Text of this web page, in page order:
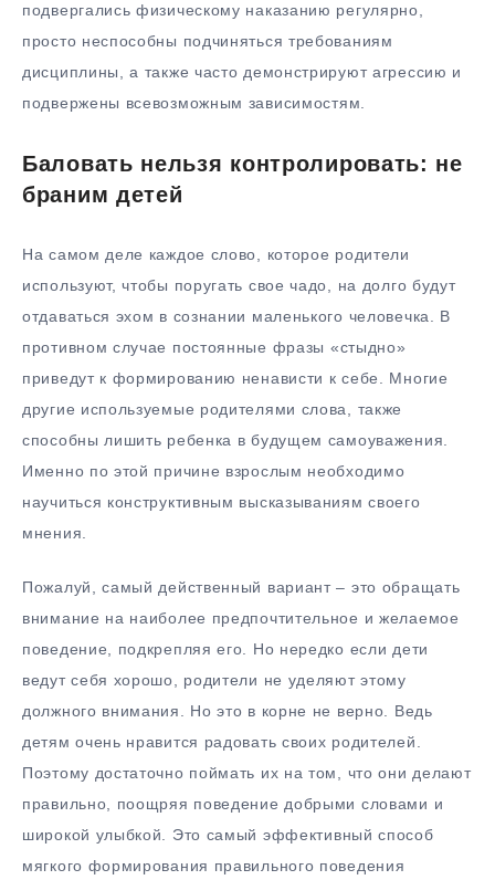
подвергались физическому наказанию регулярно,
просто неспособны подчиняться требованиям
дисциплины, а также часто демонстрируют агрессию и
подвержены всевозможным зависимостям.
Баловать нельзя контролировать: не
браним детей
На самом деле каждое слово, которое родители
используют, чтобы поругать свое чадо, на долго будут
отдаваться эхом в сознании маленького человечка. В
противном случае постоянные фразы «стыдно»
приведут к формированию ненависти к себе. Многие
другие используемые родителями слова, также
способны лишить ребенка в будущем самоуважения.
Именно по этой причине взрослым необходимо
научиться конструктивным высказываниям своего
мнения.
Пожалуй, самый действенный вариант – это обращать
внимание на наиболее предпочтительное и желаемое
поведение, подкрепляя его. Но нередко если дети
ведут себя хорошо, родители не уделяют этому
должного внимания. Но это в корне не верно. Ведь
детям очень нравится радовать своих родителей.
Поэтому достаточно поймать их на том, что они делают
правильно, поощряя поведение добрыми словами и
широкой улыбкой. Это самый эффективный способ
мягкого формирования правильного поведения